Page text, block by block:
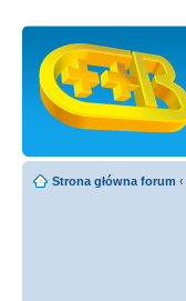
Strona główna forum ‹